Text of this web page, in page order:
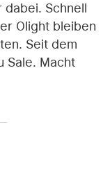
Schnell
Olight bleiben
Seit dem
Sale. Macht